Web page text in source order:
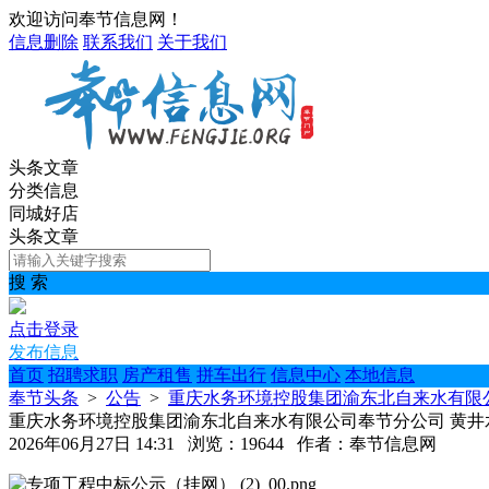
欢迎访问奉节信息网！
信息删除 联系我们 关于我们
头条文章
分类信息
同城好店
头条文章
搜 索
点击登录
发布信息
首页 招聘求职 房产租售 拼车出行 信息中心 本地信息
奉节头条 > 公告 > 重庆水务环境控股集团渝东北自来水有限
重庆水务环境控股集团渝东北自来水有限公司奉节分公司 黄
2026年06月27日 14:31 浏览：19644 作者：奉节信息网